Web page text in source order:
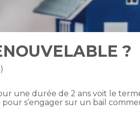
?
une durée de 2 ans voit le
s’engager sur un bail